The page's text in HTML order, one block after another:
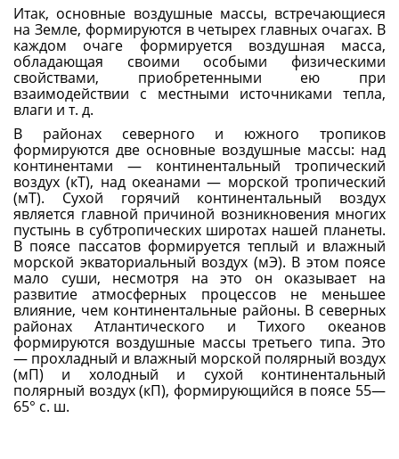
Итак, основные воздушные массы, встречающиеся
на Земле, формируются в четырех главных очагах. В
каждом очаге формируется воздушная масса,
обладающая своими особыми физическими
свойствами, приобретенными ею при
взаимодействии с местными источниками тепла,
влаги и т. д.
В районах северного и южного тропиков
формируются две основные воздушные массы: над
континентами — континентальный тропический
воздух (кТ), над океанами — морской тропический
(мТ). Сухой горячий континентальный воздух
является главной причиной возникновения многих
пустынь в субтропических широтах нашей планеты.
В поясе пассатов формируется теплый и влажный
морской экваториальный воздух (мЭ). В этом поясе
мало суши, несмотря на это он оказывает на
развитие атмосферных процессов не меньшее
влияние, чем континентальные районы. В северных
районах Атлантического и Тихого океанов
формируются воздушные массы третьего типа. Это
— прохладный и влажный морской полярный воздух
(мП) и холодный и сухой континентальный
полярный воздух (кП), формирующийся в поясе 55—
65° с. ш.